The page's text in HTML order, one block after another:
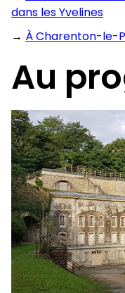
dans les Yvelines
→ À Charenton-le-
Au